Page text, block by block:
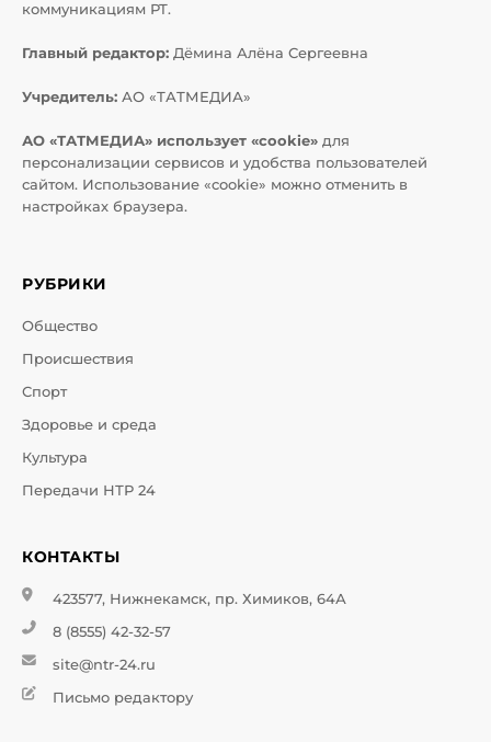
коммуникациям РТ.
Главный редактор: Дёмина Алёна Сергеевна
Учредитель: АО «ТАТМЕДИА»
АО «ТАТМЕДИА» использует «cookie» для
персонализации сервисов и удобства пользователей
сайтом. Использование «cookie» можно отменить в
настройках браузера.
РУБРИКИ
Общество
Происшествия
Спорт
Здоровье и среда
Культура
Передачи НТР 24
КОНТАКТЫ
423577, Нижнекамск, пр. Химиков, 64А
8 (8555) 42-32-57
site@ntr-24.ru
Письмо редактору